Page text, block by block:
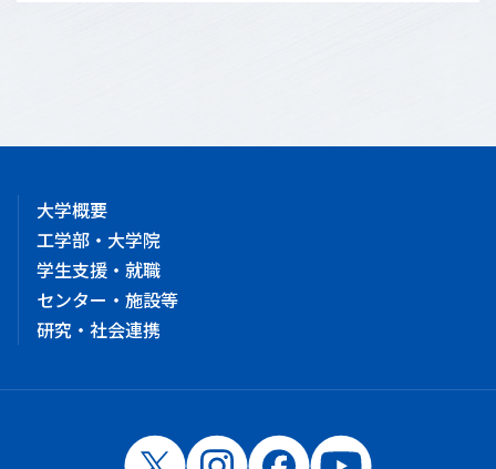
大学概要
工学部・大学院
学生支援・就職
センター・施設等
研究・社会連携